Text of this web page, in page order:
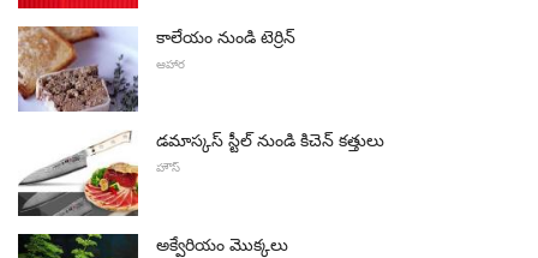
కాలేయం నుండి టెర్రిన్
ఆహార
డమాస్కస్ స్టీల్ నుండి కిచెన్ కత్తులు
హౌస్
అక్వేరియం మొక్కలు